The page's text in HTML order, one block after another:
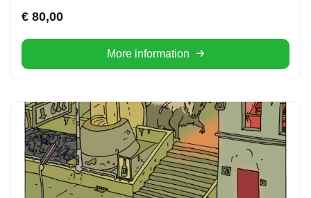
€ 80,00
More information